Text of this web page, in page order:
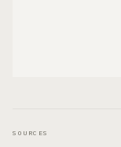
SOURCES